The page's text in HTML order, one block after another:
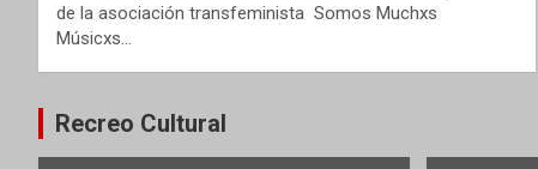
de la asociación transfeminista Somos Muchxs
Músicxs…
Recreo Cultural